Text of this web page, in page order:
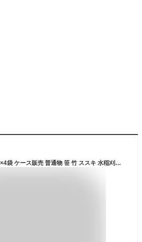
デゾレートAZ粒剤 5kg×4袋 ケース販売 普通物 笹 竹 ススキ 水稲刈取跡の除草におすすめ 超強力除草 土壌処理型除草剤 農薬 農林水産省登録第23761号